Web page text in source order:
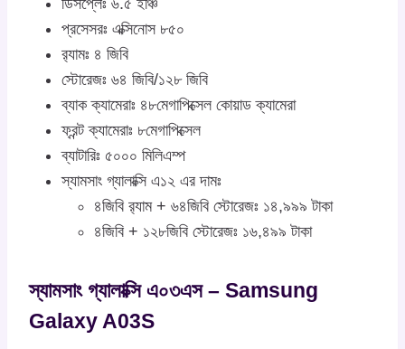
প্রসেসরঃ এক্সিনোস ৮৫০
র‍্যামঃ ৪ জিবি
স্টোরেজঃ ৬৪ জিবি/১২৮ জিবি
ব্যাক ক্যামেরাঃ ৪৮মেগাপিক্সেল কোয়াড ক্যামেরা
ফ্রন্ট ক্যামেরাঃ ৮মেগাপিক্সেল
ব্যাটারিঃ ৫০০০ মিলিএম্প
স্যামসাং গ্যালাক্সি এ১২ এর দামঃ
৪জিবি র‍্যাম + ৬৪জিবি স্টোরেজঃ ১৪,৯৯৯ টাকা
৪জিবি + ১২৮জিবি স্টোরেজঃ ১৬,৪৯৯ টাকা
স্যামসাং গ্যালাক্সি এ০৩এস – Samsung
Galaxy A03S